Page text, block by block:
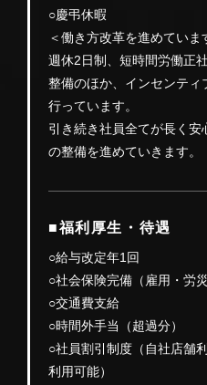
○慶弔休暇
＜働き方改革を進めていま
週休2日制、短時間労働正
整備のほか、インセンティ
行っています。
引き続き社員全てが長く
の整備を進めていきます。
■福利厚生・待遇
○給与改定年1回
○社会保険完備（雇用・労
○交通費支給
○時間外手当（超過分）
○社員割引制度（自社店舗
利用可能）